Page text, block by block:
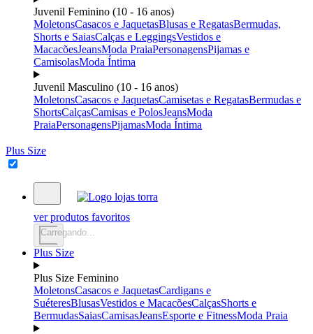
Juvenil Feminino (10 - 16 anos)
MoletonsCasacos e JaquetasBlusas e RegatasBermudas,
Shorts e SaiasCalças e LeggingsVestidos e
MacacõesJeansModa PraiaPersonagensPijamas e
CamisolasModa Íntima
Juvenil Masculino (10 - 16 anos)
MoletonsCasacos e JaquetasCamisetas e RegatasBermudas e
ShortsCalçasCamisas e PolosJeansModa
PraiaPersonagensPijamasModa Íntima
Plus Size
ver produtos favoritos
Carregando...
Plus Size
Plus Size Feminino
MoletonsCasacos e JaquetasCardigans e
SuéteresBlusasVestidos e MacacõesCalçasShorts e
BermudasSaiasCamisasJeansEsporte e FitnessModa Praia